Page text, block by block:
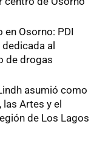
en Osorno: PDI
al
de drogas
asumió como
las Artes y el
de Los Lagos